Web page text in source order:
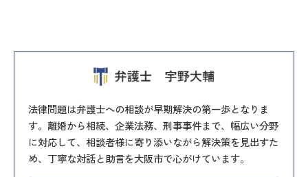
法律問題は弁護士への相談が早期解決の第一歩となりま
す。離婚から相続、企業法務、刑事事件まで、幅広い分野
に対応して、相談者様に寄り添いながら解決策を見出すた
め、丁寧な対話と助言を大阪市で心がけています。